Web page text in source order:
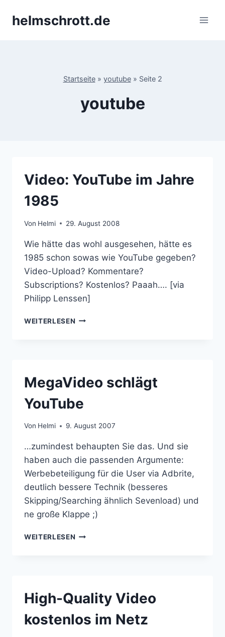
Inhalthelmschrott.de
Startseite» youtube» Seite 2
youtube
Video: YouTube im Jahre
1985
Von Helmi 29. August 2008
Wie hätte das wohl ausgesehen, hätte es
1985 schon sowas wie YouTube gegeben?
Video-Upload? Kommentare?
Subscriptions? Kostenlos? Paaah…. [via
Philipp Lenssen]
WEITERLESEN VIDEO:
MegaVideo schlägt
YouTube
Von Helmi 9. August 2007
…zumindest behaupten Sie das. Und sie
haben auch die passenden Argumente:
Werbebeteiligung für die User via Adbrite,
deutlich bessere Technik (besseres
Skipping/Searching ähnlich Sevenload) und
ne große Klappe ;)
WEITERLESEN MEGAVIDEO
High-Quality Video
kostenlos im Netz